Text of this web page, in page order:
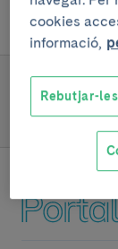
SEGUEIX
Preguntes
cookies
informació,
Rebutjar-